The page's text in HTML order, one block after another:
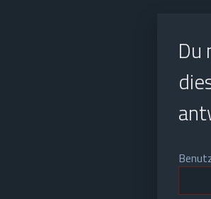
Du